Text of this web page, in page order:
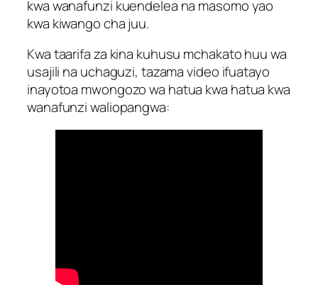
kwa wanafunzi kuendelea na masomo yao
kwa kiwango cha juu.
Kwa taarifa za kina kuhusu mchakato huu wa
usajili na uchaguzi, tazama video ifuatayo
inayotoa mwongozo wa hatua kwa hatua kwa
wanafunzi waliopangwa: